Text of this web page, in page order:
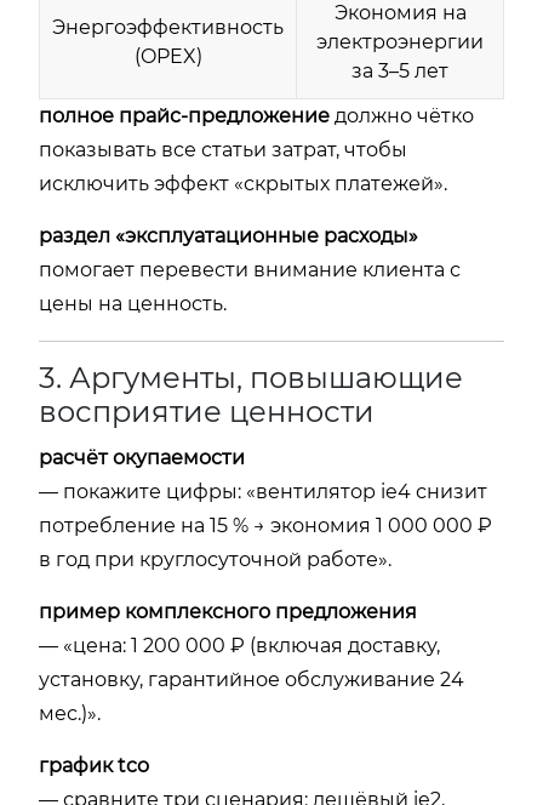
Энергоэффективность
(OPEX)
Экономия на
электроэнергии
за 3–5 лет
полное прайс-предложение должно чётко
показывать все статьи затрат, чтобы
исключить эффект «скрытых платежей».
раздел «эксплуатационные расходы»
помогает перевести внимание клиента с
цены на ценность.
3. Аргументы, повышающие
восприятие ценности
расчёт окупаемости
— покажите цифры: «вентилятор ie4 снизит
потребление на 15 % → экономия 1 000 000 ₽
в год при круглосуточной работе».
пример комплексного предложения
— «цена: 1 200 000 ₽ (включая доставку,
установку, гарантийное обслуживание 24
мес.)».
график tco
— сравните три сценария: дешёвый ie2,